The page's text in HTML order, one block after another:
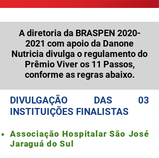
A diretoria da BRASPEN 2020-
2021 com apoio da Danone
Nutricia divulga o regulamento do
Prêmio Viver os 11 Passos,
conforme as regras abaixo.
DIVULGAÇÃO DAS 03
INSTITUIÇÕES FINALISTAS
Associação Hospitalar São José
Jaraguá do Sul